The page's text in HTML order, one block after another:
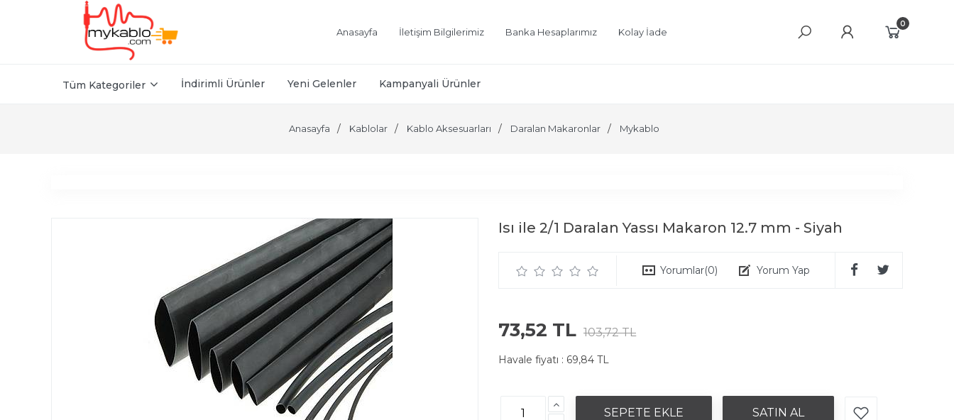
Anasayfa İletişim Bilgilerimiz Banka Hesaplarımız Kolay İade
0
Tüm Kategoriler İndirimli Ürünler Yeni Gelenler Kampanyali Ürünler
Anasayfa Kablolar Kablo Aksesuarları Daralan Makaronlar Mykablo
Isı ile 2/1 Daralan Yassı Makaron 12.7 mm - Siyah
Yorumlar(0) Yorum Yap
73,52 TL 103,72 TL
Havale fiyatı : 69,84 TL